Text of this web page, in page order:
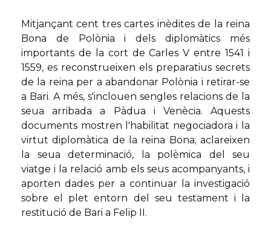
Mitjançant cent tres cartes inèdites de la reina
Bona de Polònia i dels diplomàtics més
importants de la cort de Carles V entre 1541 i
1559, es reconstrueixen els preparatius secrets
de la reina per a abandonar Polònia i retirar-se
a Bari. A més, s'inclouen sengles relacions de la
seua arribada a Pàdua i Venècia. Aquests
documents mostren l'habilitat negociadora i la
virtut diplomàtica de la reina Bona; aclareixen
la seua determinació, la polèmica del seu
viatge i la relació amb els seus acompanyants, i
aporten dades per a continuar la investigació
sobre el plet entorn del seu testament i la
restitució de Bari a Felip II.